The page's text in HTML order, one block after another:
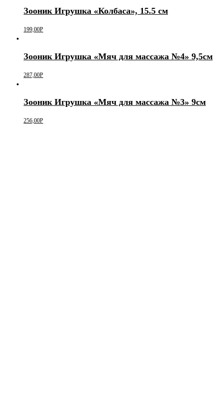
Зооник Игрушка «Колбаса», 15.5 см
199,00Р
Зооник Игрушка «Мяч для массажа №4» 9,5см
287,00Р
Зооник Игрушка «Мяч для массажа №3» 9см
256,00Р